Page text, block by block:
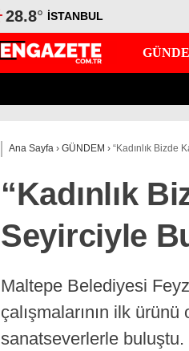
28.8° İSTANBUL
Ana Sayfa › GÜNDEM › “Kadınlık Bizde
“Kadınlık
Seyirciyle
Maltepe Belediyesi
çalışmalarının ilk ürünü
sanatseverlerle buluştu.